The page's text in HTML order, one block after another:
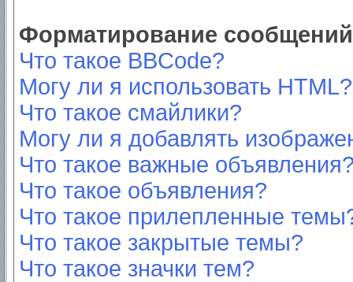
Форматирование
Что такое BBCode?
Могу ли я использовать HTML?
Что такое смайлики?
Могу ли я добавлять
Что такое важные
Что такое объявления?
Что такое прилепленные
Что такое закрытые темы?
Что такое значки тем?